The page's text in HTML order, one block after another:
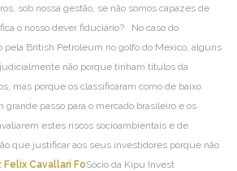
sob nossa gestão, se não somos capazes de
o nosso dever fiduciário?
No caso do
pela British Petroleum no golfo do Mexico, alguns
não porque tinham títulos da
mas porque os classificaram como de baixo
grande passo para o mercado brasileiro e os
estes riscos socioambientais e de
que justificar aos seus investidores porque não
Felix Cavallari FoSócio da Kipu Invest